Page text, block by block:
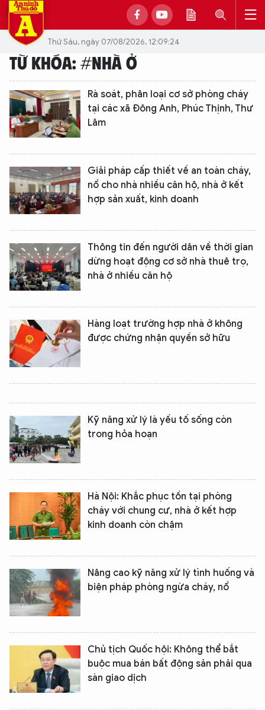
Thứ Sáu, ngày 07/08/2026, 12:09:24
TỪ KHÓA: #NHÀ Ở
Rà soát, phân loại cơ sở phòng cháy
tại các xã Đông Anh, Phúc Thịnh, Thư
Lâm
Giải pháp cấp thiết về an toàn cháy,
nổ cho nhà nhiều căn hộ, nhà ở kết
hợp sản xuất, kinh doanh
Thông tin đến người dân về thời gian
dừng hoạt động cơ sở nhà thuê trọ,
nhà ở nhiều căn hộ
Hàng loạt trường hợp nhà ở không
được chứng nhận quyền sở hữu
Kỹ năng xử lý là yếu tố sống còn
trong hỏa hoạn
Hà Nội: Khắc phục tồn tại phòng
cháy với chung cư, nhà ở kết hợp
kinh doanh còn chậm
Nâng cao kỹ năng xử lý tình huống và
biện pháp phòng ngừa cháy, nổ
Chủ tịch Quốc hội: Không thể bắt
buộc mua bán bất động sản phải qua
sàn giao dịch